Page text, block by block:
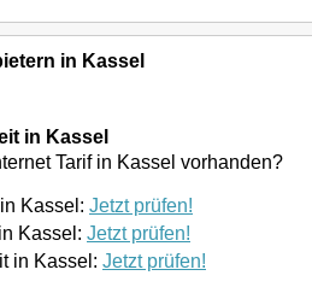
in Kassel
in Kassel
Tarif in Kassel vorhanden?
Kassel: Jetzt prüfen!
Kassel: Jetzt prüfen!
in Kassel: Jetzt prüfen!